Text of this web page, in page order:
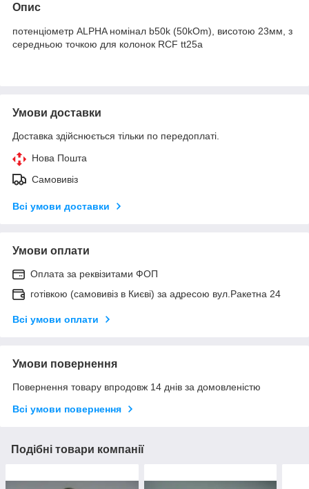
Опис
потенціометр ALPHA номінал b50k (50kOm), висотою 23мм, з
середньою точкою для колонок RCF tt25a
Умови доставки
Доставка здійснюється тільки по передоплаті.
Нова Пошта
Самовивіз
Всі умови доставки
Умови оплати
Оплата за реквізитами ФОП
готівкою (самовивіз в Києві) за адресою вул.Ракетна 24
Всі умови оплати
Умови повернення
Повернення товару впродовж 14 днів за домовленістю
Всі умови повернення
Подібні товари компанії